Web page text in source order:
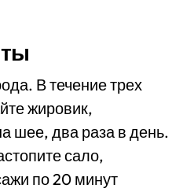
В течение трех
жировик,
шее, два раза в день.
сало,
по 20 минут